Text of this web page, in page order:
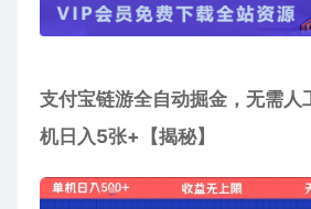
支付宝链游全自动掘金，无需人
机日入5张+【揭秘】